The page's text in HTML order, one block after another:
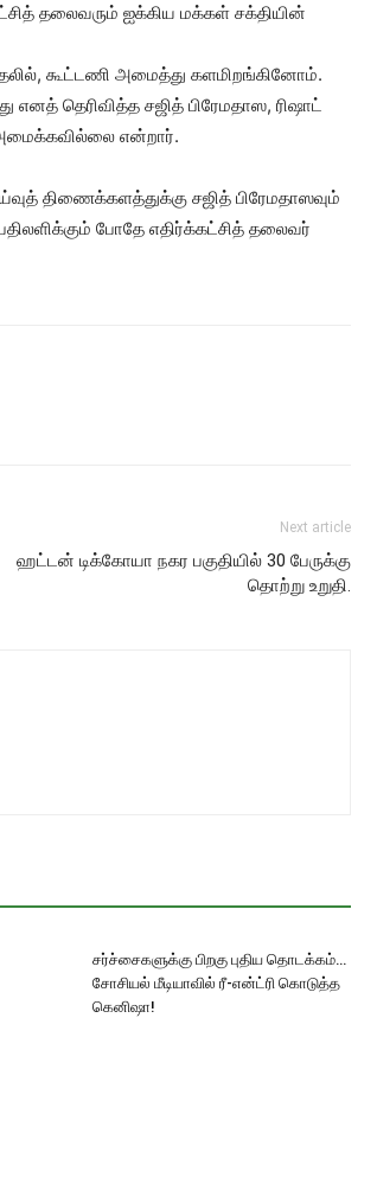
தலைவரும் ஐக்கிய மக்கள் சக்தியின்
கூட்டணி அமைத்து களமிறங்கினோம்.
எனத் தெரிவித்த சஜித் பிரேமதாஸ, ரிஷாட்
என்றார்.
திணைக்களத்துக்கு சஜித் பிரேமதாஸவும்
போதே எதிர்க்கட்சித் தலைவர்
Next article
ஹட்டன் டிக்கோயா நகர பகுதியில் 30 பேருக்கு
தொற்று உறுதி.
சர்ச்சைகளுக்கு பிறகு புதிய தொடக்கம்…
சோசியல் மீடியாவில் ரீ-என்ட்ரி கொடுத்த
கெனிஷா!